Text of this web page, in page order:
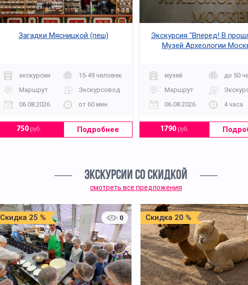
Загадки Мясницкой (пеш)
экскурсии
15-49 человек
Маршрут
Экскурсовод
06.08.2026
от 60 мин
750руб. Подробнее
Экскурсия "Вперед! В
Музей Археологии
музей
до 50
Маршрут
06.08.2026
4 часа
1790руб.
ЭКСКУРСИИ СО СКИДКОЙ
смотреть все предложения
Скидка 25 % 0 Скидка 20 %